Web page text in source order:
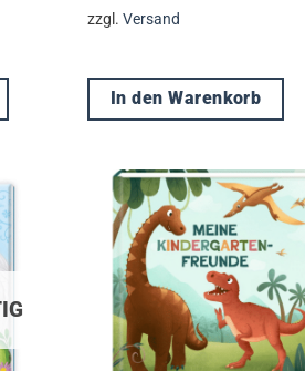
zzgl.Versand
In den Warenkorb